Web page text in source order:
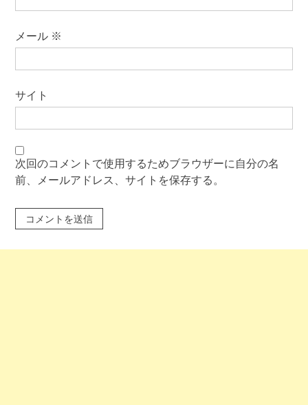
メール ※
サイト
次回のコメントで使用するためブラウザーに自分の名
前、メールアドレス、サイトを保存する。